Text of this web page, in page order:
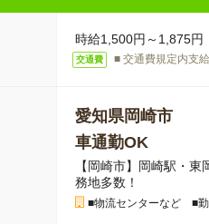
時給1,500円～1,875円
交通費 ■ 交通費規定内支
愛知県岡崎市
車通勤OK
【岡崎市】岡崎駅・
務地多数！
■物流センターなど ■勤